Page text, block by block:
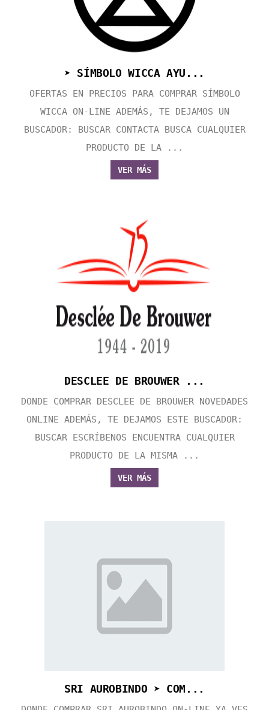
➤ SÍMBOLO WICCA AYU...
OFERTAS EN PRECIOS PARA COMPRAR SÍMBOLO
WICCA ON-LINE ADEMÁS, TE DEJAMOS UN
BUSCADOR: BUSCAR CONTACTA BUSCA CUALQUIER
PRODUCTO DE LA ...
VER MÁS
DESCLEE DE BROUWER ...
DONDE COMPRAR DESCLEE DE BROUWER NOVEDADES
ONLINE ADEMÁS, TE DEJAMOS ESTE BUSCADOR:
BUSCAR ESCRÍBENOS ENCUENTRA CUALQUIER
PRODUCTO DE LA MISMA ...
VER MÁS
SRI AUROBINDO ➤ COM...